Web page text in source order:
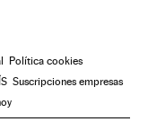
Política cookies
Suscripciones empresas